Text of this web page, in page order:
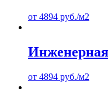
от 4894 руб./м2
от 4894 руб./м2